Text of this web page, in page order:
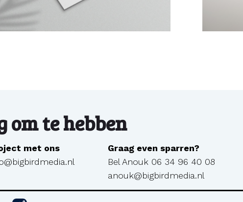
om te hebben
met ons
Graag even sparren?
Bel Anouk 06 34 96 40 08
anouk@bigbirdmedia.nl